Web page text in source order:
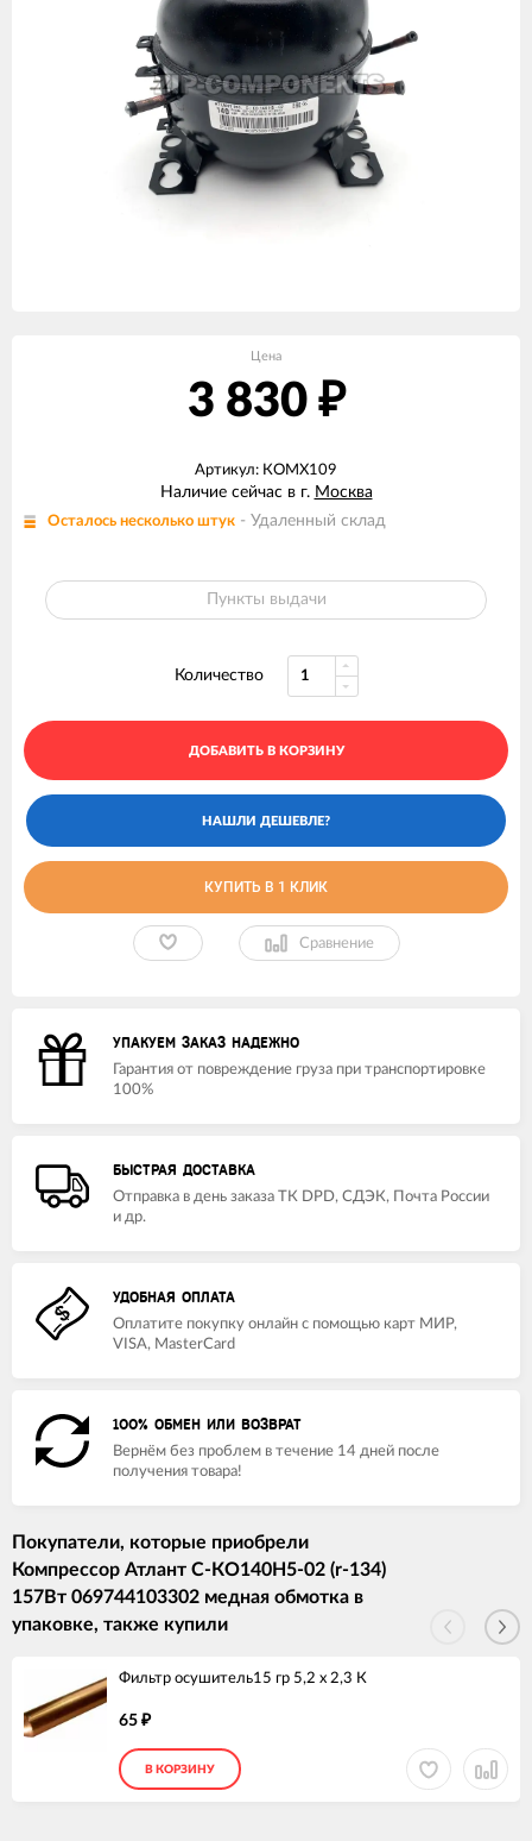
Цена
3 830 ₽
Артикул: КОМХ109
Наличие сейчас в г. Москва
Осталось несколько штук - Удаленный склад
Пункты выдачи
Количество
ДОБАВИТЬ В КОРЗИНУ
КУПИТЬ В 1 КЛИК
Сравнение
УПАКУЕМ ЗАКАЗ НАДЕЖНО
Гарантия от повреждение груза при транспортировке
100%
БЫСТРАЯ ДОСТАВКА
Отправка в день заказа ТК DPD, СДЭК, Почта России
и др.
УДОБНАЯ ОПЛАТА
Оплатите покупку онлайн с помощью карт МИР,
VISA, MasterCard
100% ОБМЕН ИЛИ ВОЗВРАТ
Вернём без проблем в течение 14 дней после
получения товара!
Покупатели, которые приобрели
Компрессор Атлант С-КО140Н5-02 (r-134)
157Вт 069744103302 медная обмотка в
упаковке, также купили
Фильтр осушитель15 гр 5,2 х 2,3 К
65 ₽
В КОРЗИНУ